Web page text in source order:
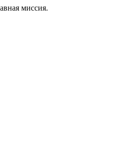
миссия.